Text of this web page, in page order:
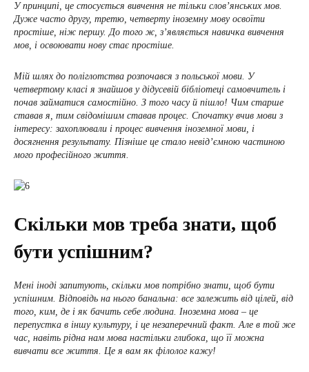
У принципі, це стосується вивчення не тільки слов’янських мов.
Дуже часто другу, третю, четверту іноземну мову освоїти
простіше, ніж першу. До того ж, з’являється навичка вивчення
мов, і освоювати нову стає простіше.
Мій шлях до поліглотства розпочався з польської мови. У
четвертому класі я знайшов у дідусевій бібліотеці самовчитель і
почав займатися самостійно. З того часу й пішло! Чим старше
ставав я, тим свідомішим ставав процес. Спочатку вчив мови з
інтересу: захоплювали і процес вивчення іноземної мови, і
досягнення результату. Пізніше це стало невід’ємною частиною
мого професійного життя.
Скільки мов треба знати, щоб
бути успішним?
Мені іноді запитують, скільки мов потрібно знати, щоб бути
успішним. Відповідь на нього банальна: все залежить від цілей, від
того, ким, де і як бачить себе людина. Іноземна мова – це
перепустка в іншу культуру, і це незаперечний факт. Але в той же
час, навіть рідна нам мова настільки глибока, що її можна
вивчати все життя. Це я вам як філолог кажу!